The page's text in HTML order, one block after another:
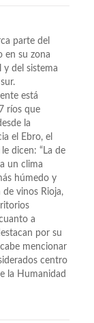
parte del
en su zona
y del sistema
está
ríos que
la
el Ebro, el
dicen: “La de
un clima
húmedo y
vinos Rioja,
a
por su
mencionar
centro
la Humanidad